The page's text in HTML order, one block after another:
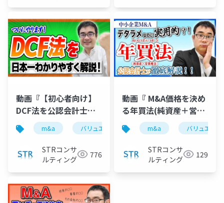
動画『【初心者向け】
DCF法を公認会計士が
日本一わかりやすく解
説 』で投影した資料
m&a バリュエーション 企業価値評価
STRコンサ
ルティング
776
動画『 M&A価格を決め
る年買法(純資産＋営業
権)のウソと実用性を公
認会計士が徹底解説 』
で投影した資料
m&a バリュエー
STRコンサ
ルティング
129